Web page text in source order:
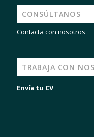
CONSÚLTANOS
Contacta con nosotros
TRABAJA CON
Envía tu CV